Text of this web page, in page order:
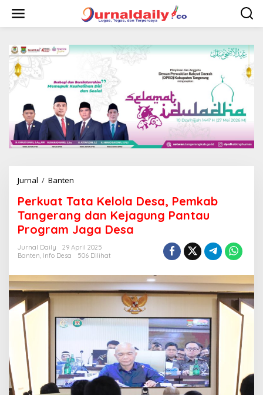
w
Jurnal / Banten
r
k
u
a
T
t
a
K
l
o
D
e
s
Perkuat Tata Kelola Desa, Pemkab
Tangerang dan Kejagung Pantau
Program Jaga Desa
Jurnal Daily
29 April 2025
Banten Info Desa 506 Dilihat